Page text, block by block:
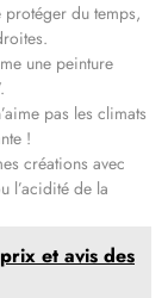
du temps,
une peinture
pas les climats
!
créations avec
l’acidité de la
et avis des